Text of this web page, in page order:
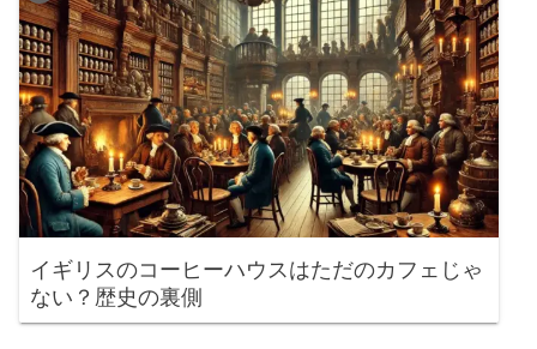
イギリスのコーヒーハウスはただのカフェじゃ
ない？歴史の裏側